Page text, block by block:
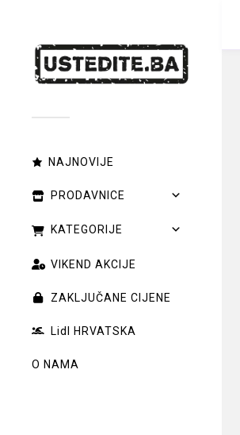
NAJNOVIJE
PRODAVNICE
KATEGORIJE
VIKEND AKCIJE
ZAKLJUČANE CIJENE
Lidl HRVATSKA
O NAMA